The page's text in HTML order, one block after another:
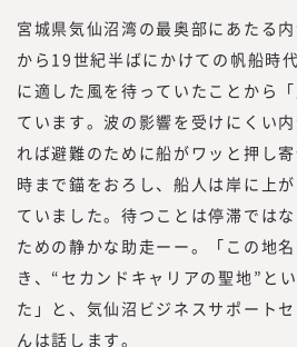
起業を決意。2012年、
設立し、2017年に東証
証グロース）上場を果た
『みらいワークス総合研究
式会社みらいワークスは、
為に挑戦する人を増やす」
「プロフェッショナル人材
ステムを創造する」をビジ
100年時代に、プロフェッ
「独立、起業、副業、正社
方や働く場所、働く目的に
宮城県気仙沼湾の最奥部にあたる
から19世紀半ばにかけての帆船時
に適した風を待っていたことから
ています。波の影響を受けにくい
れば避難のために船がワッと押し
時まで錨をおろし、船人は岸に上
ていました。待つことは停滞では
ための静かな助走ーー。「この地
き、“セカンドキャリアの聖地”と
た」と、気仙沼ビジネスサポート
んは話します。